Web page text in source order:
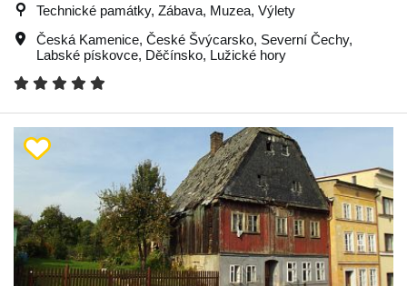
Technické památky, Zábava, Muzea, Výlety
Česká Kamenice, České Švýcarsko, Severní Čechy,
Labské pískovce, Děčínsko, Lužické hory